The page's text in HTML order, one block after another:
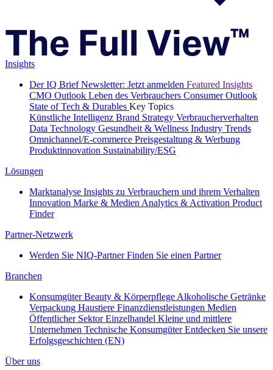
Insights
Der IQ Brief Newsletter: Jetzt anmelden Featured Insights
CMO Outlook Leben des Verbrauchers Consumer Outlook
State of Tech & Durables Key Topics
Künstliche Intelligenz Brand Strategy Verbraucherverhalten
Data Technology Gesundheit & Wellness Industry Trends
Omnichannel/E-commerce Preisgestaltung & Werbung
Produktinnovation Sustainability/ESG
Lösungen
Marktanalyse Insights zu Verbrauchern und ihrem Verhalten
Innovation Marke & Medien Analytics & Activation Product
Finder
Partner-Netzwerk
Werden Sie NIQ-Partner Finden Sie einen Partner
Branchen
Konsumgüter Beauty & Körperpflege Alkoholische Getränke
Verpackung Haustiere Finanzdienstleistungen Medien
Öffentlicher Sektor Einzelhandel Kleine und mittlere
Unternehmen Technische Konsumgüter Entdecken Sie unsere
Erfolgsgeschichten (EN)
Über uns